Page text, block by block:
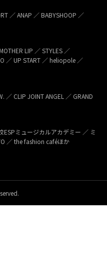
／ ANAP ／ BABYSHOOP ／
LIP ／ STYLES ／
／ UP START ／ heliopole ／
／ CLIP JOINT ANGEL ／ GRAND
ミュージカルアカデミー ／ ミ
／ the fashion caféほか